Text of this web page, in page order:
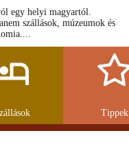
egy helyi magyartól.
szállások, múzeumok és
Tippek